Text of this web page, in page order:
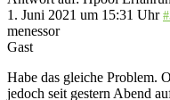
1. Juni 2021 um 15:31 Uhr
menessor
Gast
Habe das gleiche Problem.
jedoch seit gestern Abend